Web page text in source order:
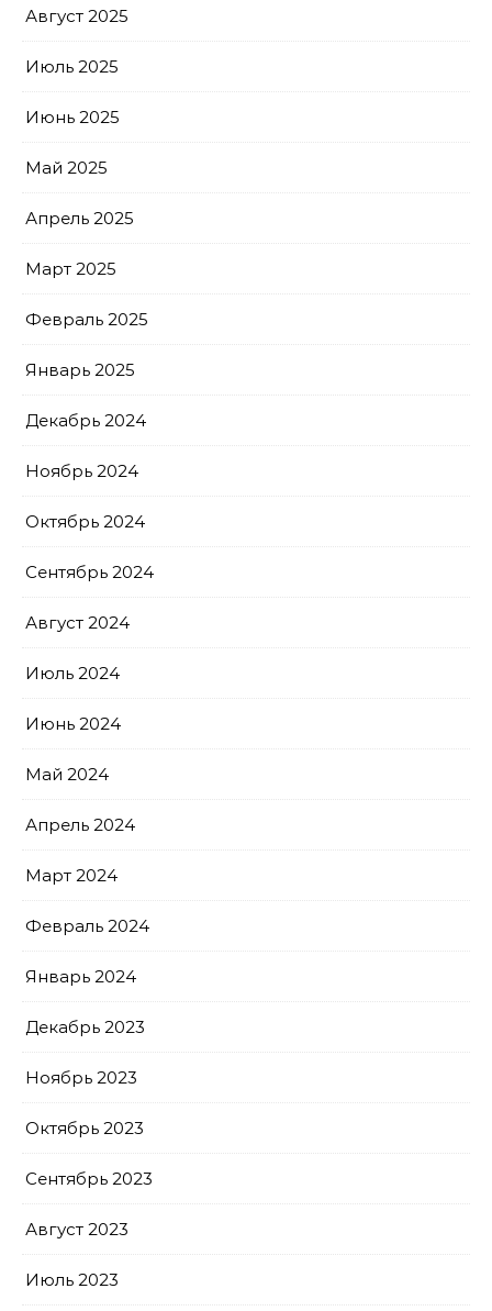
Август 2025
Июль 2025
Июнь 2025
Май 2025
Апрель 2025
Март 2025
Февраль 2025
Январь 2025
Декабрь 2024
Ноябрь 2024
Октябрь 2024
Сентябрь 2024
Август 2024
Июль 2024
Июнь 2024
Май 2024
Апрель 2024
Март 2024
Февраль 2024
Январь 2024
Декабрь 2023
Ноябрь 2023
Октябрь 2023
Сентябрь 2023
Август 2023
Июль 2023